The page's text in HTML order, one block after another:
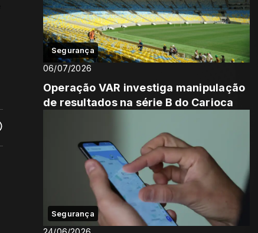
Segurança
06/07/2026
Operação VAR investiga manipulação
de resultados na série B do Carioca
Segurança